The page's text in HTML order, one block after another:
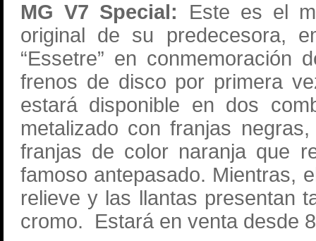
MG V7 Special:
Este es el
original de su predecesora,
“Essetre” en
frenos de disco por primera
estará disponible en dos
metalizado con franjas
franjas de color naranja que
famoso antepasado. Mientras,
relieve y las llantas presentan
cromo. Estará en venta desde